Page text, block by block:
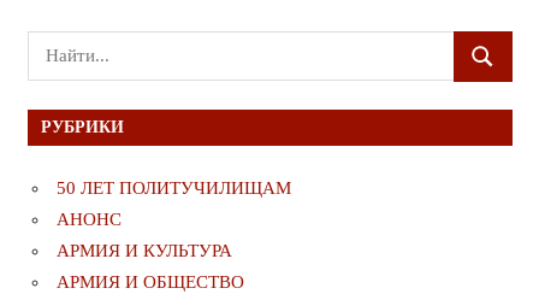
Поиск
для:
ПОИСК
РУБРИКИ
50 ЛЕТ ПОЛИТУЧИЛИЩАМ
АНОНС
АРМИЯ И КУЛЬТУРА
АРМИЯ И ОБЩЕСТВО